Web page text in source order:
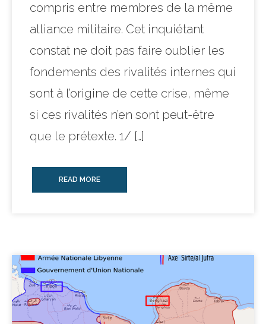
compris entre membres de la même
alliance militaire. Cet inquiétant
constat ne doit pas faire oublier les
fondements des rivalités internes qui
sont à l’origine de cette crise, même
si ces rivalités n’en sont peut-être
que le prétexte. 1/ […]
READ MORE